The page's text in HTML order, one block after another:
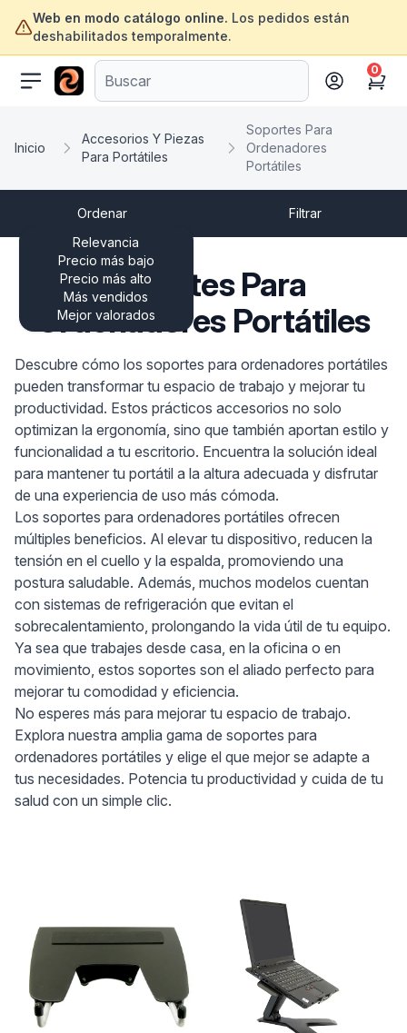
Web en modo catálogo online. Los pedidos están
deshabilitados temporalmente.
ofertasinformatica.com
Cart
0
Inicio
Accesorios Y Piezas
Para Portátiles
Soportes Para
Ordenadores
Portátiles
Ordenar
Relevancia
Precio más bajo
Precio más alto
Más vendidos
Mejor valorados
Filtrar
Soportes Para
Ordenadores Portátiles
Descubre cómo los soportes para ordenadores portátiles
pueden transformar tu espacio de trabajo y mejorar tu
productividad. Estos prácticos accesorios no solo
optimizan la ergonomía, sino que también aportan estilo y
funcionalidad a tu escritorio. Encuentra la solución ideal
para mantener tu portátil a la altura adecuada y disfrutar
de una experiencia de uso más cómoda.
Los soportes para ordenadores portátiles ofrecen
múltiples beneficios. Al elevar tu dispositivo, reducen la
tensión en el cuello y la espalda, promoviendo una
postura saludable. Además, muchos modelos cuentan
con sistemas de refrigeración que evitan el
sobrecalentamiento, prolongando la vida útil de tu equipo.
Ya sea que trabajes desde casa, en la oficina o en
movimiento, estos soportes son el aliado perfecto para
mejorar tu comodidad y eficiencia.
No esperes más para mejorar tu espacio de trabajo.
Explora nuestra amplia gama de soportes para
ordenadores portátiles y elige el que mejor se adapte a
tus necesidades. Potencia tu productividad y cuida de tu
salud con un simple clic.